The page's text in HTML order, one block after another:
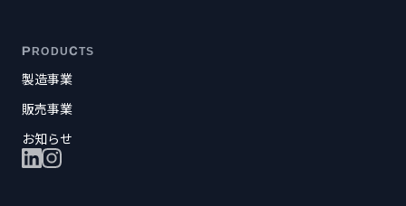
PRODUCTS
製造事業
販売事業
お知らせ